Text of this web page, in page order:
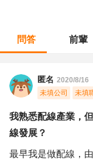
問答 前輩
匿名 2020/8/16
未填公司
未填
我熟悉配線產業，
線發展？
最早我是做配線，